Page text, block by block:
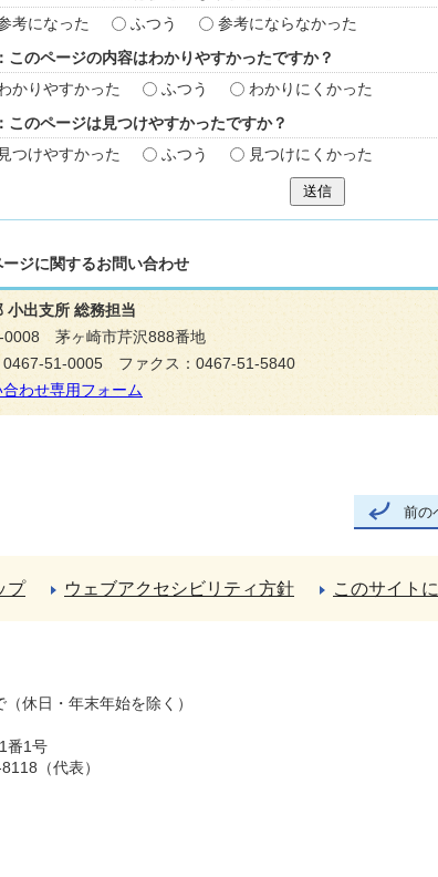
考になった
ふつう 参考にならなかった
このページの内容はわかりやすかったですか？
かりやすかった
ふつう わかりにくかった
このページは見つけやすかったですか？
見つけやすかった
ふつう 見つけにくかった
送信
ージに関するお問い合わせ
小出支所 総務担当
0008 茅ヶ崎市芹沢888番地
0467-51-0005 ファクス：0467-51-5840
合わせ専用フォーム
前の
プ ウェブアクセシビリティ方針 このサイト
休日・年末年始を除く）
番1号
（代表）